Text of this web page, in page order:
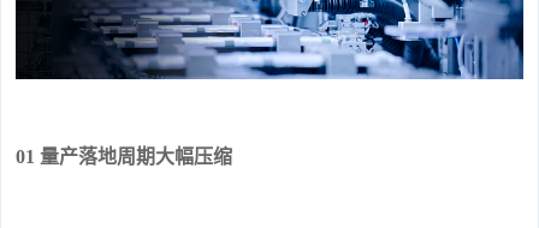
01 量产落地周期大幅压缩